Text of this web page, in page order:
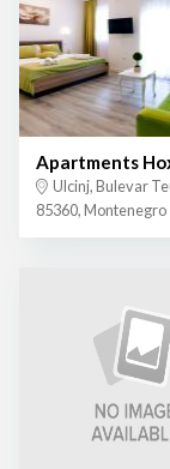
Apartments
Ulcinj, Bulevar
85360, Montenegro